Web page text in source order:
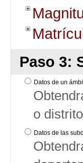
Paso 3:
Datos de un
o
Datos de las